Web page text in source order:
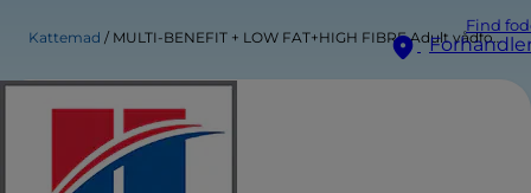
Find
Kattemad MULTI-BENEFIT + LOW FAT+HIGH FIBRE Adult vådfoder til katte